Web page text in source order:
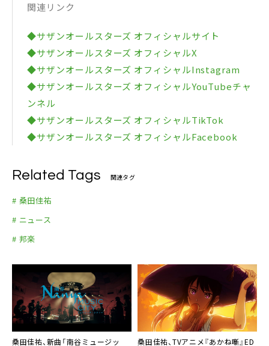
関連リンク
◆サザンオールスターズ オフィシャルサイト
◆サザンオールスターズ オフィシャルX
◆サザンオールスターズ オフィシャルInstagram
◆サザンオールスターズ オフィシャルYouTubeチャ
ンネル
◆サザンオールスターズ オフィシャルTikTok
◆サザンオールスターズ オフィシャルFacebook
Related Tags 関連タグ
# 桑田佳祐
# ニュース
# 邦楽
桑田佳祐、新曲「南谷ミュージッ 桑田佳祐、TVアニメ『あかね噺』ED